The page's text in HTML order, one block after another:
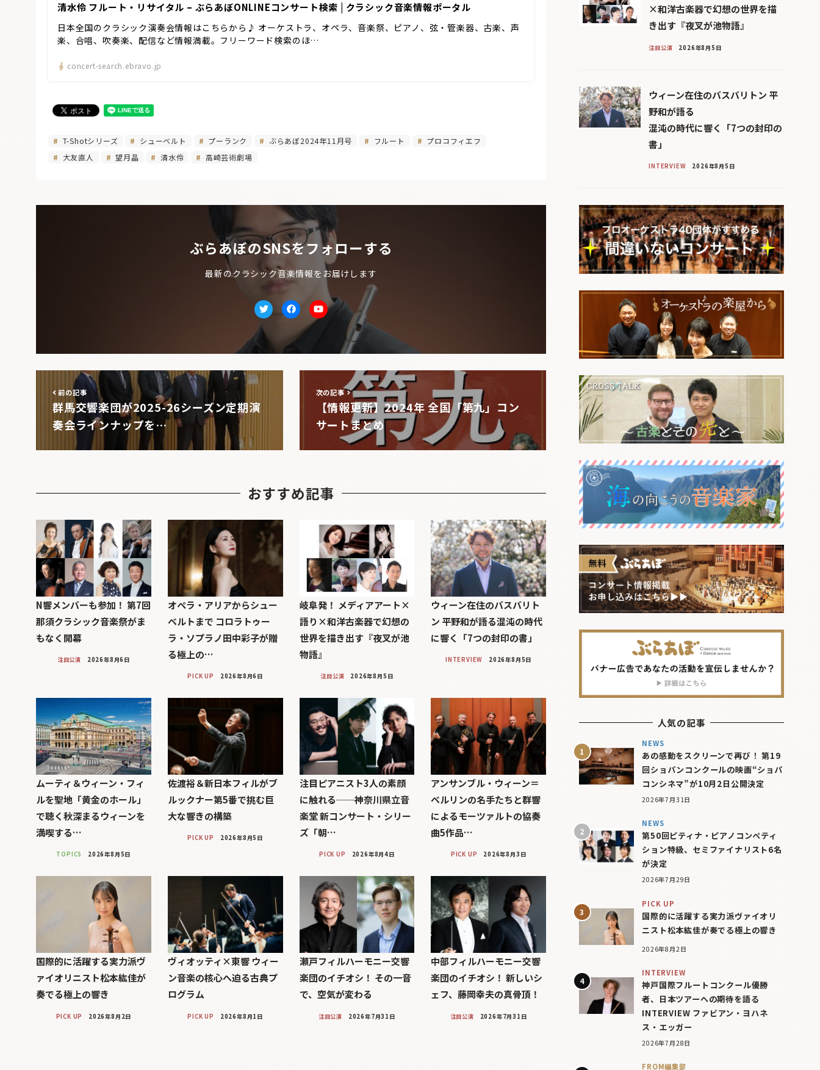
清水伶 フルート・リサイタル – ぶらあぼONLINEコンサート検索 | クラシック音楽情報ポータル
日本全国のクラシック演奏会情報はこちらから♪ オーケストラ、オペラ、音楽祭、ピアノ、弦・管楽器、古楽、声
楽、合唱、吹奏楽、配信など情報満載。フリーワード検索のほ…
concert-search.ebravo.jp
T-Shotシリーズ シューベルト プーランク ぶらあぼ2024年11月号 フルート
プロコフィエフ
大友直人
望月晶 清水伶 高崎芸術劇場
ぶらあぼのSNSをフォローする
最新のクラシック音楽情報をお届けします
TwitterfacebookYoutube
前の記事
群馬交響楽団が2025-26シーズン定期演
奏会ラインナップを…
次の記事
【情報更新】2024年 全国「第九」コン
サートまとめ
おすすめ記事
N響メンバーも参加！ 第7回
那須クラシック音楽祭がま
もなく開幕
注目公演 2026年8月6日
オペラ・アリアからシュー
ベルトまで コロラトゥー
ラ・ソプラノ田中彩子が贈
る極上の…
PICK UP 2026年8月6日
岐阜発！ メディアアート×
語り×和洋古楽器で幻想の
世界を描き出す『夜叉が池
物語』
注目公演 2026年8月5日
ウィーン在住のバスバリト
ン 平野和が語る混沌の時代
に響く「7つの封印の書」
INTERVIEW 2026年8月5日
ムーティ＆ウィーン・フィ
ルを聖地「黄金のホール」
で聴く秋深まるウィーンを
満喫する…
TOPICS 2026年8月5日
佐渡裕＆新日本フィルがブ
ルックナー第5番で挑む巨
大な響きの構築
PICK UP 2026年8月5日
注目ピアニスト3人の素顔
に触れる──神奈川県立音
楽堂 新コンサート・シリー
ズ「朝…
PICK UP 2026年8月4日
アンサンブル・ウィーン＝
ベルリンの名手たちと群響
によるモーツァルトの協奏
曲5作品…
PICK UP 2026年8月3日
国際的に活躍する実力派ヴ
ァイオリニスト松本紘佳が
奏でる極上の響き
PICK UP 2026年8月2日
ヴィオッティ×東響 ウィー
ン音楽の核心へ迫る古典プ
ログラム
PICK UP 2026年8月1日
瀬戸フィルハーモニー交響
楽団のイチオシ！ その一音
で、空気が変わる
注目公演 2026年7月31日
中部フィルハーモニー交響
楽団のイチオシ！ 新しいシ
ェフ、藤岡幸夫の真骨頂！
注目公演 2026年7月31日
×和洋古楽器で幻想の世界を描
き出す『夜叉が池物語』
注目公演 2026年8月5日
ウィーン在住のバスバリトン 平
野和が語る
混沌の時代に響く「7つの封印の
書」
INTERVIEW 2026年8月5日
人気の記事
NEWS
あの感動をスクリーンで再び！ 第19
回ショパンコンクールの映画“ショパ
コンシネマ”が10月2日公開決定
2026年7月31日
NEWS
第50回ピティナ・ピアノコンペティ
ション特級、セミファイナリスト6名
が決定
2026年7月29日
PICK UP
国際的に活躍する実力派ヴァイオリ
ニスト松本紘佳が奏でる極上の響き
2026年8月2日
INTERVIEW
神戸国際フルートコンクール優勝
者、日本ツアーへの期待を語る
INTERVIEW ファビアン・ヨハネ
ス・エッガー
2026年7月28日
FROM編集部